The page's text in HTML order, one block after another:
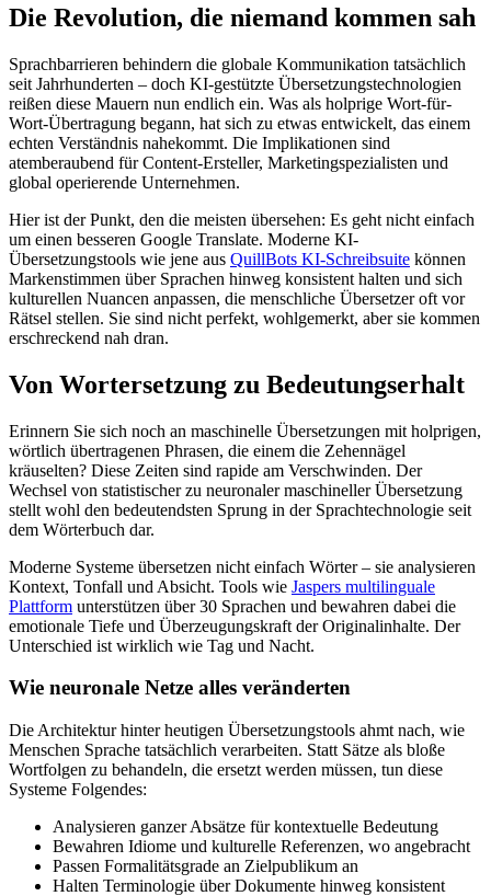
Die Revolution, die niemand kommen sah
Sprachbarrieren behindern die globale Kommunikation tatsächlich
seit Jahrhunderten – doch KI-gestützte Übersetzungstechnologien
reißen diese Mauern nun endlich ein. Was als holprige Wort-für-
Wort-Übertragung begann, hat sich zu etwas entwickelt, das einem
echten Verständnis nahekommt. Die Implikationen sind
atemberaubend für Content-Ersteller, Marketingspezialisten und
global operierende Unternehmen.
Hier ist der Punkt, den die meisten übersehen: Es geht nicht einfach
um einen besseren Google Translate. Moderne KI-
Übersetzungstools wie jene aus QuillBots KI-Schreibsuite können
Markenstimmen über Sprachen hinweg konsistent halten und sich
kulturellen Nuancen anpassen, die menschliche Übersetzer oft vor
Rätsel stellen. Sie sind nicht perfekt, wohlgemerkt, aber sie kommen
erschreckend nah dran.
Von Wortersetzung zu Bedeutungserhalt
Erinnern Sie sich noch an maschinelle Übersetzungen mit holprigen,
wörtlich übertragenen Phrasen, die einem die Zehennägel
kräuselten? Diese Zeiten sind rapide am Verschwinden. Der
Wechsel von statistischer zu neuronaler maschineller Übersetzung
stellt wohl den bedeutendsten Sprung in der Sprachtechnologie seit
dem Wörterbuch dar.
Moderne Systeme übersetzen nicht einfach Wörter – sie analysieren
Kontext, Tonfall und Absicht. Tools wie Jaspers multilinguale
Plattform unterstützen über 30 Sprachen und bewahren dabei die
emotionale Tiefe und Überzeugungskraft der Originalinhalte. Der
Unterschied ist wirklich wie Tag und Nacht.
Wie neuronale Netze alles veränderten
Die Architektur hinter heutigen Übersetzungstools ahmt nach, wie
Menschen Sprache tatsächlich verarbeiten. Statt Sätze als bloße
Wortfolgen zu behandeln, die ersetzt werden müssen, tun diese
Systeme Folgendes:
Analysieren ganzer Absätze für kontextuelle Bedeutung
Bewahren Idiome und kulturelle Referenzen, wo angebracht
Passen Formalitätsgrade an Zielpublikum an
Halten Terminologie über Dokumente hinweg konsistent